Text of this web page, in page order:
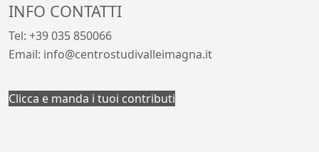
INFO CONTATTI
Tel: +39 035 850066
Email: info@centrostudivalleimagna.it
Clicca e manda i tuoi contributi